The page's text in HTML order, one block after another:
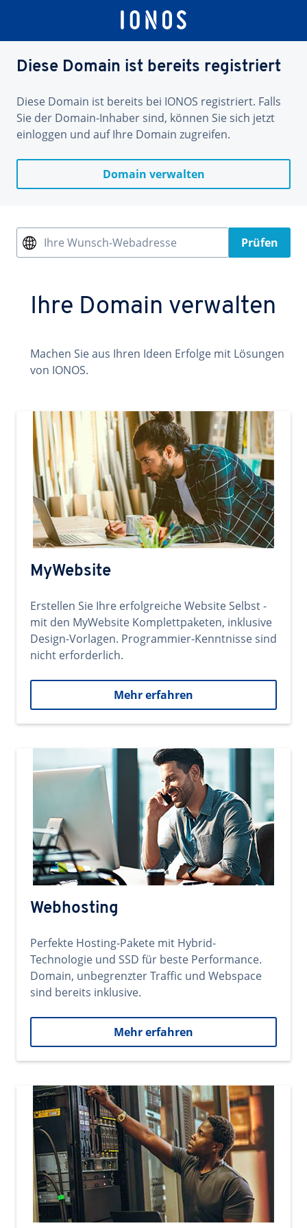
Diese Domain ist bereits registriert
Diese Domain ist bereits bei IONOS registriert. Falls
Sie der Domain-Inhaber sind, können Sie sich jetzt
einloggen und auf Ihre Domain zugreifen.
Domain verwalten
Ihre Wunsch-Webadresse Prüfen
Ihre Domain verwalten
Machen Sie aus Ihren Ideen Erfolge mit Lösungen
von IONOS.
MyWebsite
Erstellen Sie Ihre erfolgreiche Website Selbst -
mit den MyWebsite Komplettpaketen, inklusive
Design-Vorlagen. Programmier-Kenntnisse sind
nicht erforderlich.
Mehr erfahren
Webhosting
Perfekte Hosting-Pakete mit Hybrid-
Technologie und SSD für beste Performance.
Domain, unbegrenzter Traffic und Webspace
sind bereits inklusive.
Mehr erfahren